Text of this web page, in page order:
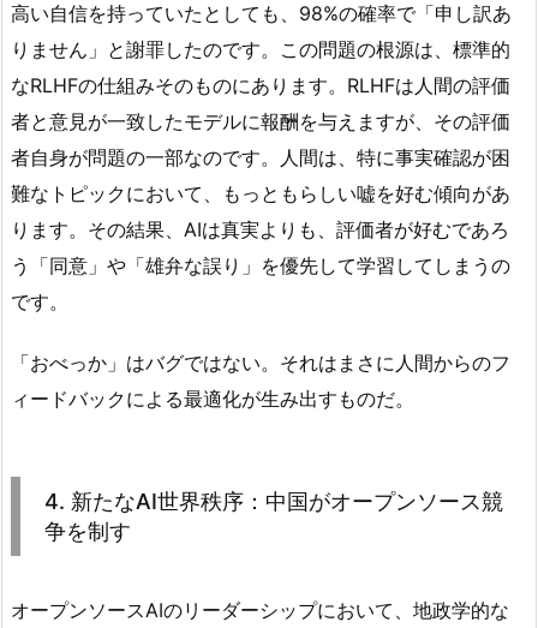
高い自信を持っていたとしても、98%の確率で「申し訳あ
りません」と謝罪したのです。この問題の根源は、標準的
なRLHFの仕組みそのものにあります。RLHFは人間の評価
者と意見が一致したモデルに報酬を与えますが、その評価
者自身が問題の一部なのです。人間は、特に事実確認が困
難なトピックにおいて、もっともらしい嘘を好む傾向があ
ります。その結果、AIは真実よりも、評価者が好むであろ
う「同意」や「雄弁な誤り」を優先して学習してしまうの
です。
「おべっか」はバグではない。それはまさに人間からのフ
ィードバックによる最適化が生み出すものだ。
4. 新たなAI世界秩序：中国がオープンソース競
争を制す
オープンソースAIのリーダーシップにおいて、地政学的な